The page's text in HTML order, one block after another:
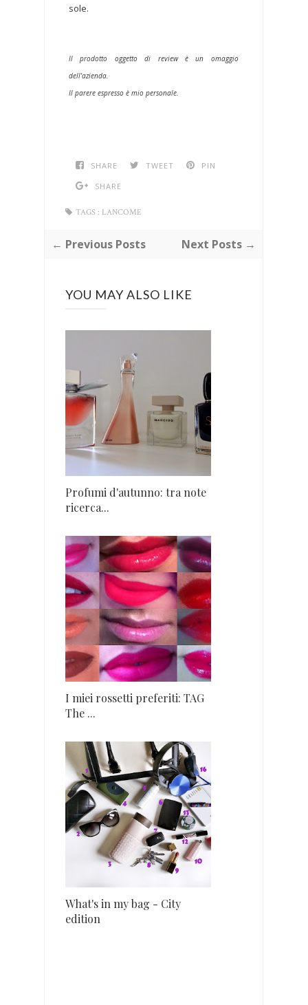
sole.
Il prodotto oggetto di review è un omaggio
dell'azienda.
Il parere espresso è mio personale.
SHARE TWEET
PIN
SHARE
TAGS : LANCOME
← Previous Posts Next Posts →
YOU MAY ALSO LIKE
Profumi d'autunno: tra note
ricerca...
I miei rossetti preferiti: TAG
The ...
What's in my bag - City
edition